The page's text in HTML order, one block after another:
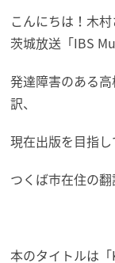
こんにちは！木村
茨城放送「IBS
発達障害のある
訳、
現在出版を目指
つくば市在住の
本のタイトルは「